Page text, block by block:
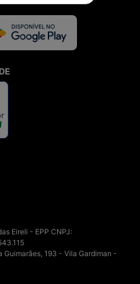
Eireli - EPP CNPJ:
Guimarães, 193 - Vila Gardiman -